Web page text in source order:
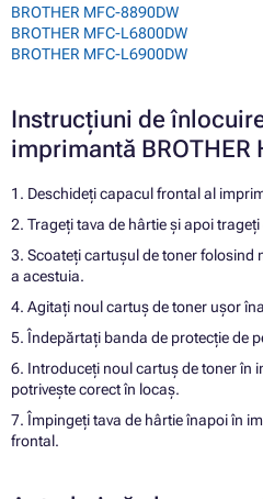
BROTHER MFC-8890DW
BROTHER MFC-L6800DW
BROTHER MFC-L6900DW
Instrucțiuni de
imprimantă BROTHER
1. Deschideți capacul frontal al
2. Trageți tava de hârtie și apoi
3. Scoateți cartușul de toner folosind
a acestuia.
4. Agitați noul cartuș de toner ușor
5. Îndepărtați banda de protecție de
6. Introduceți noul cartuș de toner în
potrivește corect în locaș.
7. Împingeți tava de hârtie înapoi în
frontal.